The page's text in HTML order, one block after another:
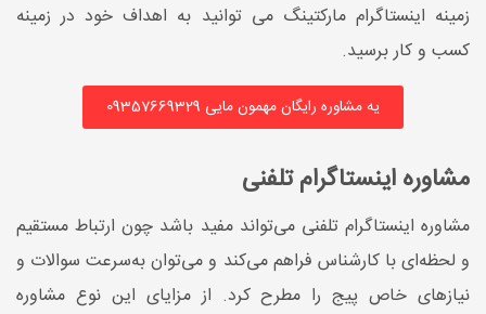
زمینه اینستاگرام مارکتینگ می توانید به اهداف خود در زمینه
کسب و کار برسید.
یه مشاوره رایگان مهمون مایی 09357669329
مشاوره اینستاگرام تلفنی
مشاوره اینستاگرام تلفنی می‌تواند مفید باشد چون ارتباط مستقیم
و لحظه‌ای با کارشناس فراهم می‌کند و می‌توان به‌سرعت سوالات و
نیازهای خاص پیج را مطرح کرد. از مزایای این نوع مشاوره